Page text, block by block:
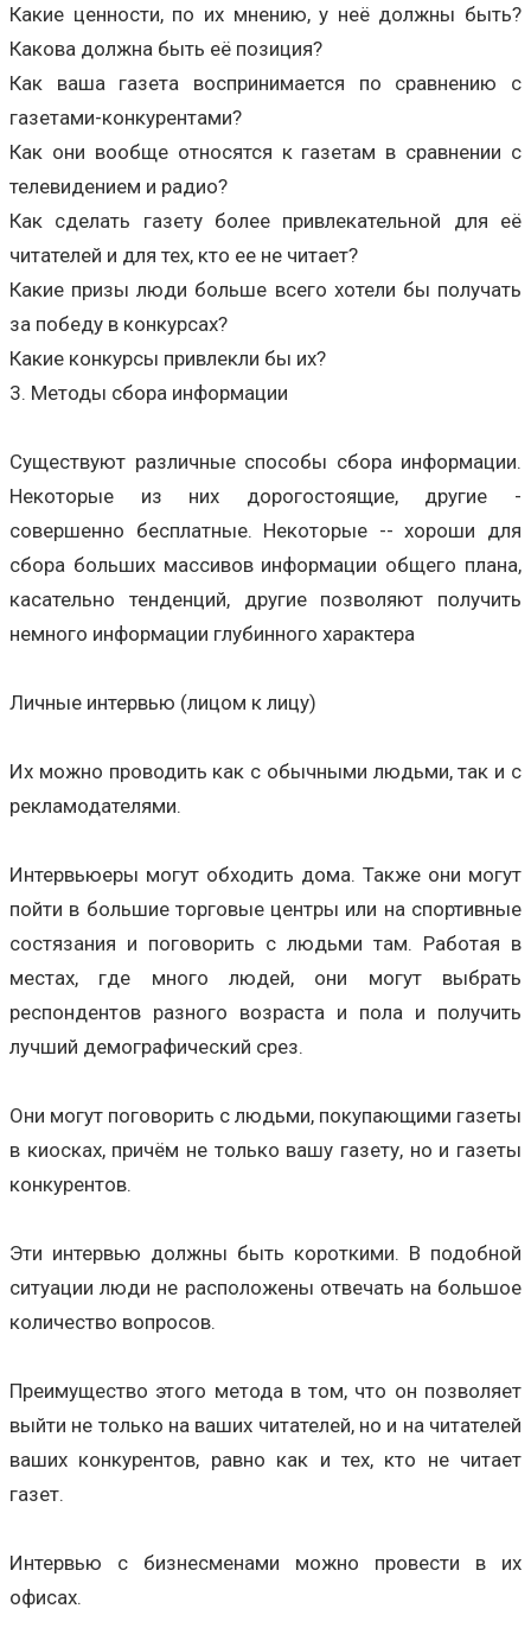
Какие ценности, по их мнению, у неё должны быть?
Какова должна быть её позиция?
Как ваша газета воспринимается по сравнению с
газетами-конкурентами?
Как они вообще относятся к газетам в сравнении с
телевидением и радио?
Как сделать газету более привлекательной для её
читателей и для тех, кто ее не читает?
Какие призы люди больше всего хотели бы получать
за победу в конкурсах?
Какие конкурсы привлекли бы их?
3. Методы сбора информации
Существуют различные способы сбора информации.
Некоторые из них дорогостоящие, другие -
совершенно бесплатные. Некоторые -- хороши для
сбора больших массивов информации общего плана,
касательно тенденций, другие позволяют получить
немного информации глубинного характера
Личные интервью (лицом к лицу)
Их можно проводить как с обычными людьми, так и с
рекламодателями.
Интервьюеры могут обходить дома. Также они могут
пойти в большие торговые центры или на спортивные
состязания и поговорить с людьми там. Работая в
местах, где много людей, они могут выбрать
респондентов разного возраста и пола и получить
лучший демографический срез.
Они могут поговорить с людьми, покупающими газеты
в киосках, причём не только вашу газету, но и газеты
конкурентов.
Эти интервью должны быть короткими. В подобной
ситуации люди не расположены отвечать на большое
количество вопросов.
Преимущество этого метода в том, что он позволяет
выйти не только на ваших читателей, но и на читателей
ваших конкурентов, равно как и тех, кто не читает
газет.
Интервью с бизнесменами можно провести в их
офисах.